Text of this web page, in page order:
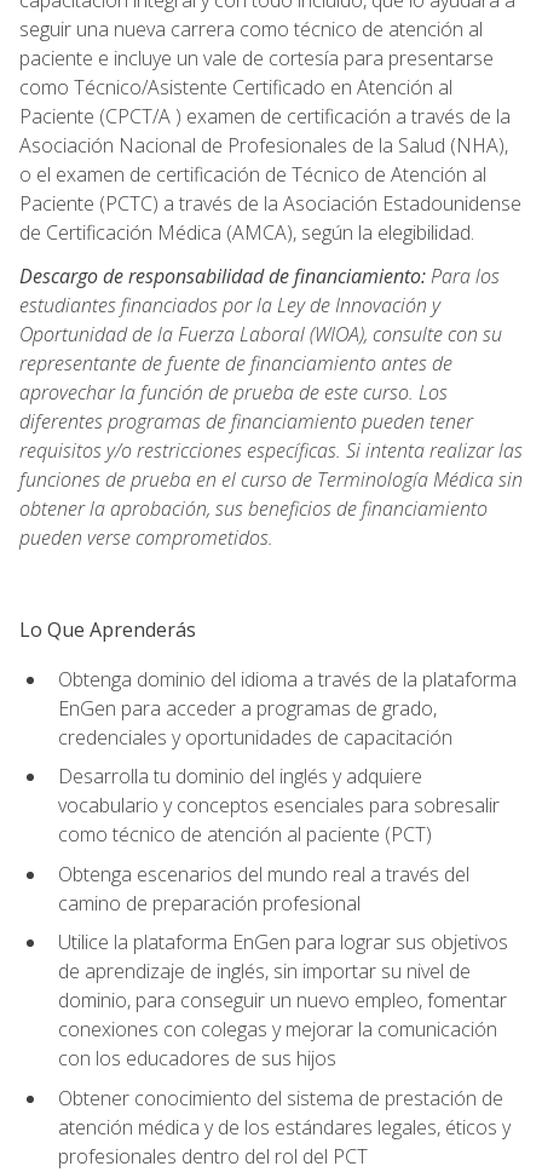
seguir una nueva carrera como técnico de atención al
paciente e incluye un vale de cortesía para presentarse
como Técnico/Asistente Certificado en Atención al
Paciente (CPCT/A ) examen de certificación a través de la
Asociación Nacional de Profesionales de la Salud (NHA),
o el examen de certificación de Técnico de Atención al
Paciente (PCTC) a través de la Asociación Estadounidense
de Certificación Médica (AMCA), según la elegibilidad.
Descargo de responsabilidad de financiamiento:Para los
estudiantes financiados por la Ley de Innovación y
Oportunidad de la Fuerza Laboral (WIOA), consulte con su
representante de fuente de financiamiento antes de
aprovechar la función de prueba de este curso. Los
diferentes programas de financiamiento pueden tener
requisitos y/o restricciones específicas. Si intenta realizar las
funciones de prueba en el curso de Terminología Médica sin
obtener la aprobación, sus beneficios de financiamiento
pueden verse comprometidos.
Lo Que Aprenderás
Obtenga dominio del idioma a través de la plataforma
EnGen para acceder a programas de grado,
credenciales y oportunidades de capacitación
Desarrolla tu dominio del inglés y adquiere
vocabulario y conceptos esenciales para sobresalir
como técnico de atención al paciente (PCT)
Obtenga escenarios del mundo real a través del
camino de preparación profesional
Utilice la plataforma EnGen para lograr sus objetivos
de aprendizaje de inglés, sin importar su nivel de
dominio, para conseguir un nuevo empleo, fomentar
conexiones con colegas y mejorar la comunicación
con los educadores de sus hijos
Obtener conocimiento del sistema de prestación de
atención médica y de los estándares legales, éticos y
profesionales dentro del rol del PCT